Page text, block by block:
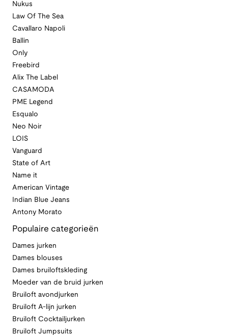
Nukus
Law Of The Sea
Cavallaro Napoli
Ballin
Only
Freebird
Alix The Label
CASAMODA
PME Legend
Esqualo
Neo Noir
LOIS
Vanguard
State of Art
Name it
American Vintage
Indian Blue Jeans
Antony Morato
Populaire categorieën
Dames jurken
Dames blouses
Dames bruiloftskleding
Moeder van de bruid jurken
Bruiloft avondjurken
Bruiloft A-lijn jurken
Bruiloft Cocktailjurken
Bruiloft Jumpsuits